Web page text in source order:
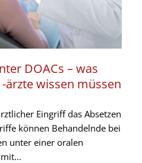
DOACs – was
ärzte wissen müssen
Eingriff das Absetzen
können Behandelnde bei
unter einer oralen